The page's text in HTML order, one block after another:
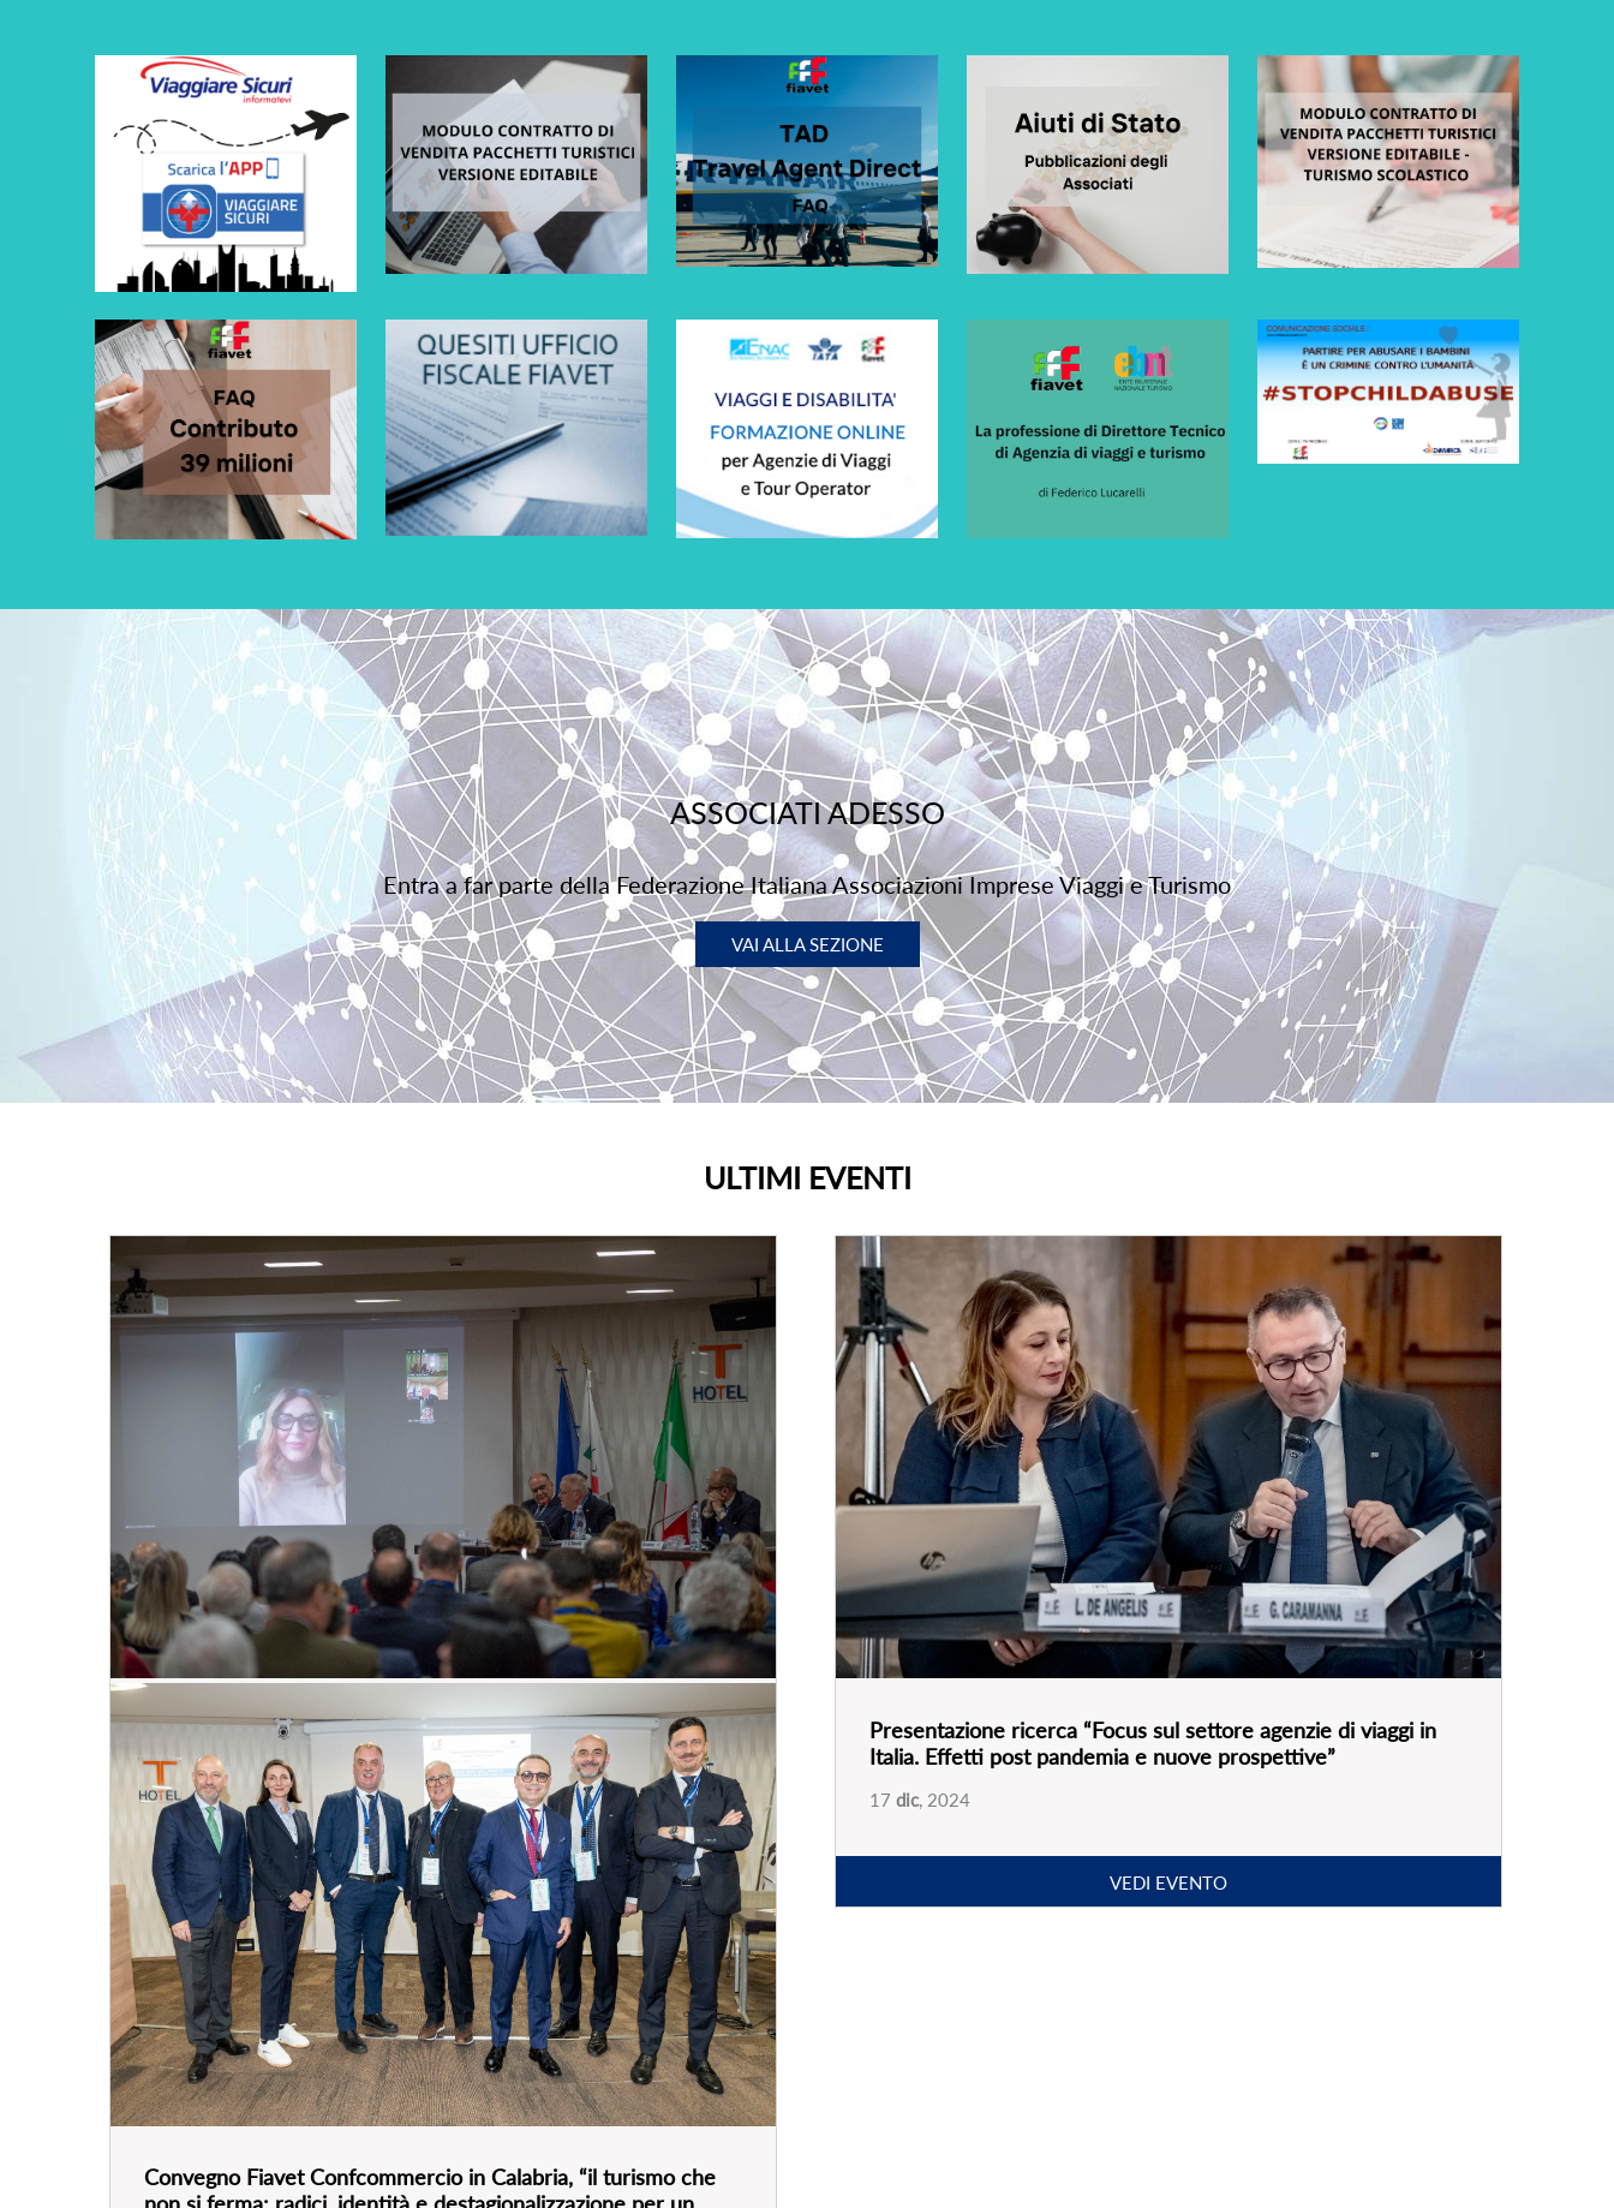
ASSOCIATI ADESSO
Entra a far parte della Federazione Italiana Associazioni Imprese Viaggi e Turismo
VAI ALLA SEZIONE
ULTIMI EVENTI
Convegno Fiavet Confcommercio in Calabria, “il turismo che
non si ferma: radici, identità e destagionalizzazione per un
nuovo modello di sviluppo”
28mar, 2025
VEDI EVENTO
Presentazione ricerca “Focus sul settore agenzie di viaggi in
17dic, 2024
PARTNER